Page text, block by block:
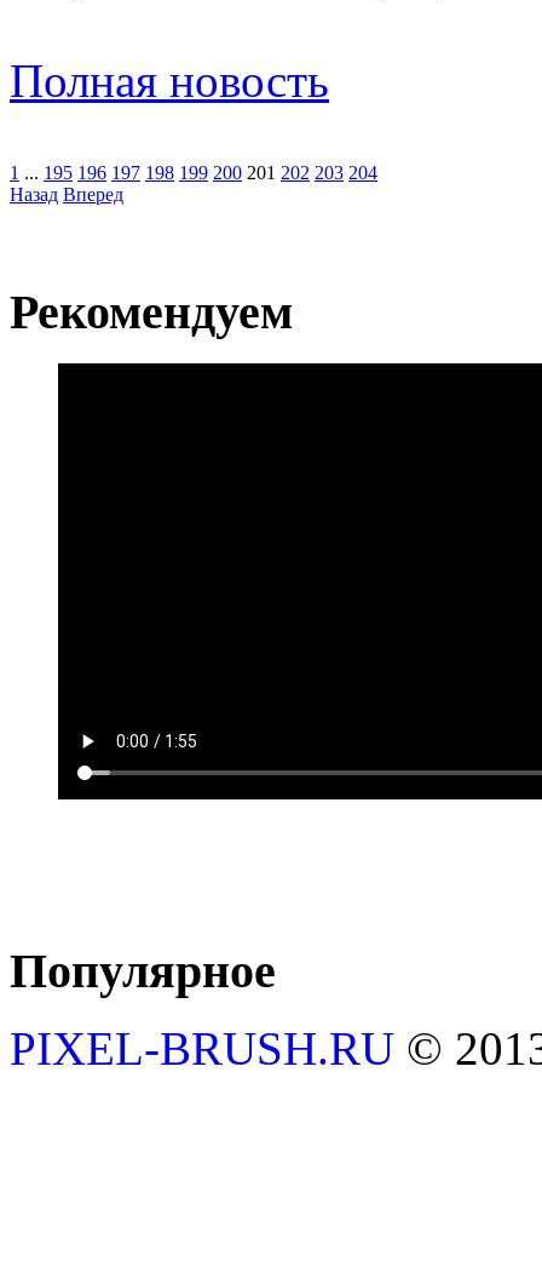
Полная новость
1 ... 195 196 197 198 199 200 201 202 203 204
Назад Вперед
Рекомендуем
Популярное
PIXEL-BRUSH.RU ©